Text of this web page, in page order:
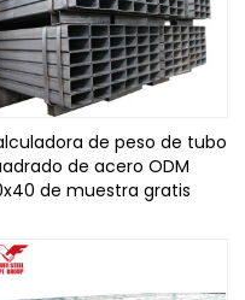
de peso de tubo
de acero ODM
de muestra gratis